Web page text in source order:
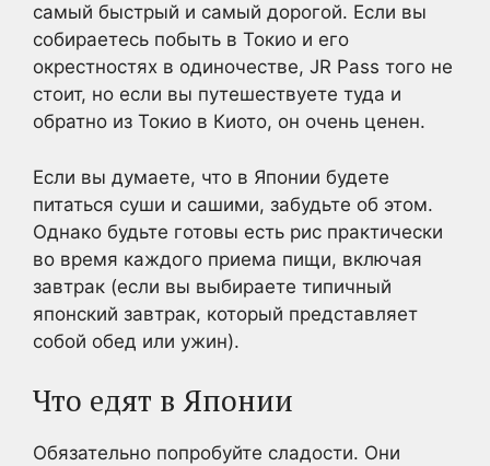
самый быстрый и самый дорогой. Если вы
собираетесь побыть в Токио и его
окрестностях в одиночестве, JR Pass того не
стоит, но если вы путешествуете туда и
обратно из Токио в Киото, он очень ценен.
Если вы думаете, что в Японии будете
питаться суши и сашими, забудьте об этом.
Однако будьте готовы есть рис практически
во время каждого приема пищи, включая
завтрак (если вы выбираете типичный
японский завтрак, который представляет
собой обед или ужин).
Что едят в Японии
Обязательно попробуйте сладости. Они